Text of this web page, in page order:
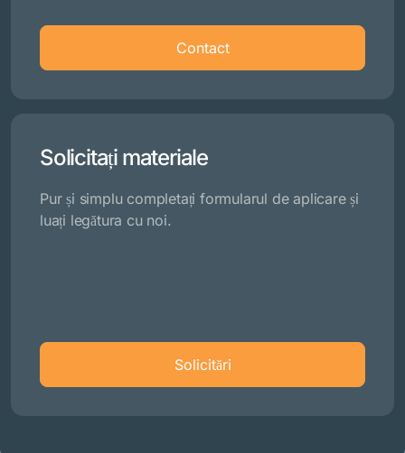
Contact
Solicitați materiale
Pur și simplu completați formularul de aplicare și
luați legătura cu noi.
Solicitări